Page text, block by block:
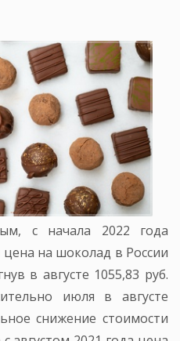
с начала 2022 года
цена на шоколад в России
в августе 1055,83 руб.
июля в августе
снижение стоимости